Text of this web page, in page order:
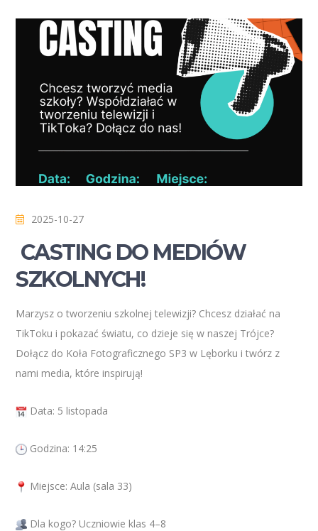
2025-10-27
CASTING DO MEDIÓW
SZKOLNYCH!
Marzysz o tworzeniu szkolnej telewizji? Chcesz działać na
TikToku i pokazać światu, co dzieje się w naszej Trójce?
Dołącz do Koła Fotograficznego SP3 w Lęborku i twórz z
nami media, które inspirują!
Data: 5 listopada
Godzina: 14:25
Miejsce: Aula (sala 33)
Dla kogo? Uczniowie klas 4–8